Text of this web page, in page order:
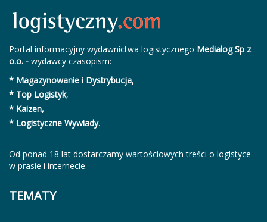
Portal informacyjny wydawnictwa logistycznego Medialog Sp z
o.o. - wydawcy czasopism:
* Magazynowanie i Dystrybucja,
* Top Logistyk,
* Kaizen,
* Logistyczne Wywiady.
Od ponad 18 lat dostarczamy wartościowych treści o logistyce
w prasie i internecie.
TEMATY